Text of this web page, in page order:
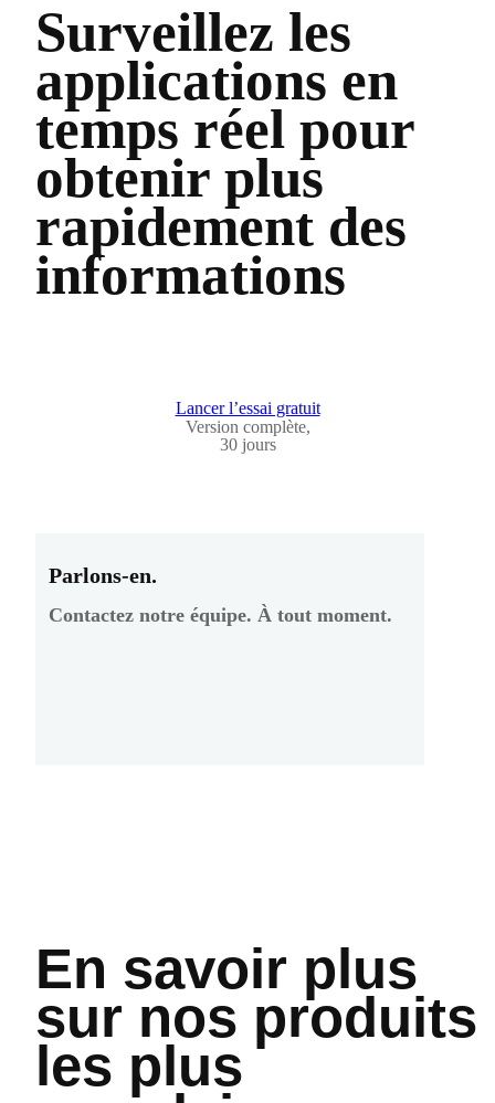
Surveillez les
applications en
temps réel pour
obtenir plus
rapidement des
informations
Lancer l’essai gratuit
Version complète,
30 jours
Parlons-en.
Contactez notre équipe. À tout moment.
En savoir plus
sur nos produits
les plus